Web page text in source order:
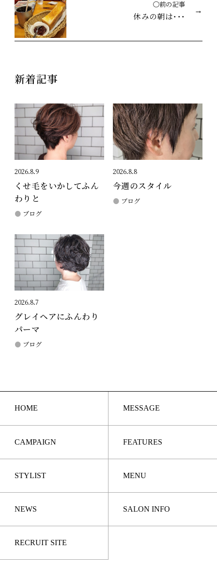
◯前の記事
休みの朝は・・・
新着記事
2026.8.9
くせ毛をいかしてふん
わりと
ブログ
2026.8.8
今週のスタイル
ブログ
2026.8.7
グレイヘアにふんわり
パーマ
ブログ
HOME MESSAGE
CAMPAIGN FEATURES
STYLIST MENU
NEWS SALON INFO
RECRUIT SITE